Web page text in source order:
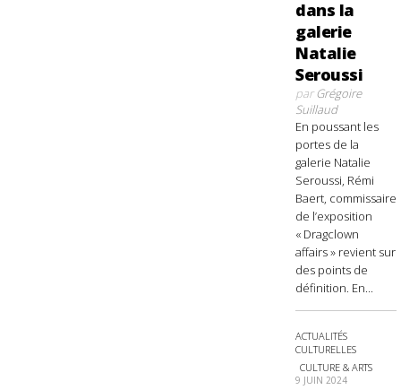
dans la
galerie
Natalie
Seroussi
parGrégoire
Suillaud
En poussant les
portes de la
galerie Natalie
Seroussi, Rémi
Baert, commissaire
de l’exposition
« Dragclown
affairs » revient sur
des points de
définition. En...
ACTUALITÉS
CULTURELLES
CULTURE & ARTS
9 JUIN 2024